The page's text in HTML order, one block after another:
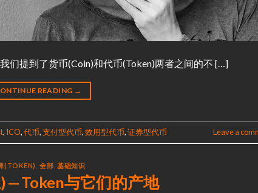
们提到了货币(Coin)和代币(Token)两者之间的不 […]
READING →
, ICO,代币,支付型代币,效用型代币,证券型代币 Leave a
(TOKEN) ,全部 ,基础知识
— Token与它们的产地